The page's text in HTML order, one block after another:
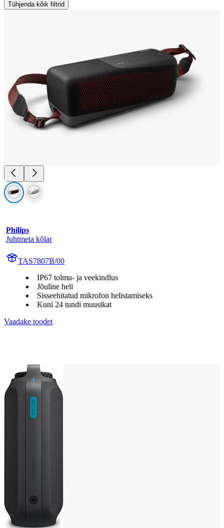
Tühjenda kõik filtrid
Philips
Juhtmeta kõlar
TAS7807B/00
IP67 tolmu- ja veekindlus
Jõuline heli
Sisseehitatud mikrofon helistamiseks
Kuni 24 tundi muusikat
Vaadake toodet